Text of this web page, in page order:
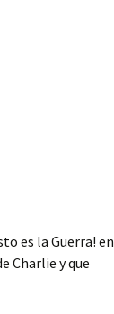
es la Guerra! en
Charlie y que